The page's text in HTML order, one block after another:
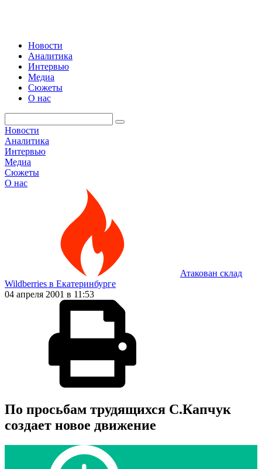
Новости
Аналитика
Интервью
Медиа
Сюжеты
О нас
Новости
Аналитика
Интервью
Медиа
Сюжеты
О нас
Атакован склад
Wildberries в Екатеринбурге
04 апреля 2001 в 11:53
По просьбам трудящихся С.Капчук
создает новое движение